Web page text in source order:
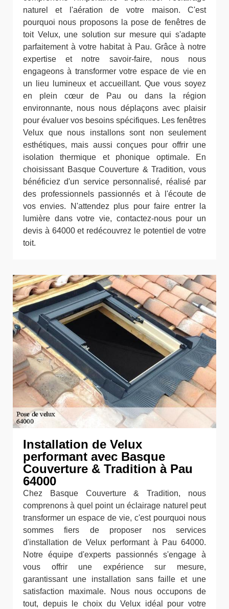
naturel et l'aération de votre maison. C'est
pourquoi nous proposons la pose de fenêtres de
toit Velux, une solution sur mesure qui s'adapte
parfaitement à votre habitat à Pau. Grâce à notre
expertise et notre savoir-faire, nous nous
engageons à transformer votre espace de vie en
un lieu lumineux et accueillant. Que vous soyez
en plein cœur de Pau ou dans la région
environnante, nous nous déplaçons avec plaisir
pour évaluer vos besoins spécifiques. Les fenêtres
Velux que nous installons sont non seulement
esthétiques, mais aussi conçues pour offrir une
isolation thermique et phonique optimale. En
choisissant Basque Couverture & Tradition, vous
bénéficiez d'un service personnalisé, réalisé par
des professionnels passionnés et à l'écoute de
vos envies. N'attendez plus pour faire entrer la
lumière dans votre vie, contactez-nous pour un
devis à 64000 et redécouvrez le potentiel de votre
toit.
Installation de Velux
performant avec Basque
Couverture & Tradition à Pau
64000
Chez Basque Couverture & Tradition, nous
comprenons à quel point un éclairage naturel peut
transformer un espace de vie, c'est pourquoi nous
sommes fiers de proposer nos services
d'installation de Velux performant à Pau 64000.
Notre équipe d'experts passionnés s'engage à
vous offrir une expérience sur mesure,
garantissant une installation sans faille et une
satisfaction maximale. Nous nous occupons de
tout, depuis le choix du Velux idéal pour votre